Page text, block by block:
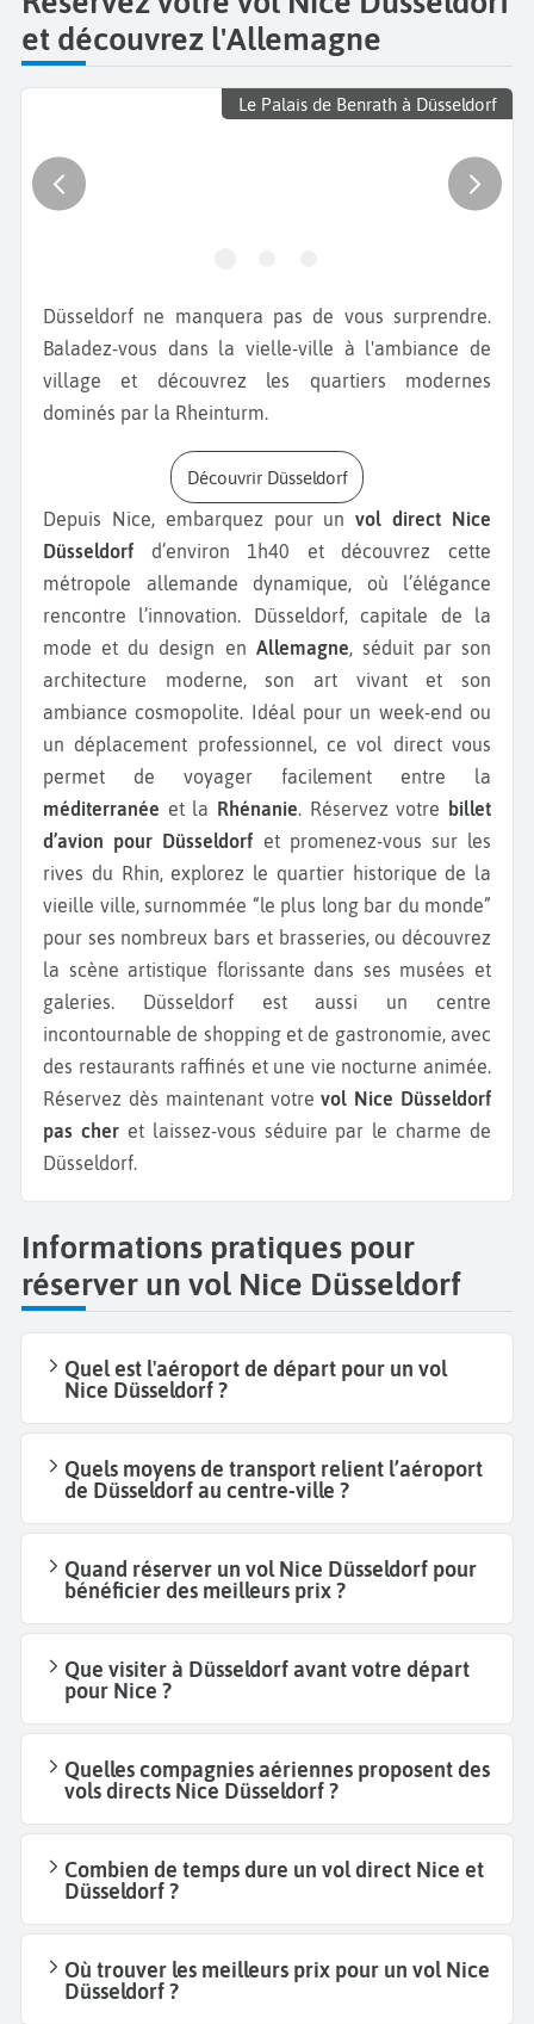
et découvrez l'Allemagne
Le Palais de Benrath à Düsseldorf
Düsseldorf ne manquera pas de vous surprendre.
Baladez-vous dans la vielle-ville à l'ambiance de
village et découvrez les quartiers modernes
dominés par la Rheinturm.
Découvrir Düsseldorf
Depuis Nice, embarquez pour unvol direct Nice
Düsseldorf d’environ 1h40 et découvrez cette
métropole allemande dynamique, où l’élégance
rencontre l’innovation. Düsseldorf, capitale de la
mode et du design en Allemagne, séduit par son
architecture moderne, son art vivant et son
ambiance cosmopolite. Idéal pour un week-end ou
un déplacement professionnel, ce vol direct vous
permet de voyager facilement entre la
méditerranée et la Rhénanie. Réservez votre
billet
d’avion pour Düsseldorf et promenez-vous sur les
rives du Rhin, explorez le quartier historique de la
vieille ville, surnommée “le plus long bar du monde”
pour ses nombreux bars et brasseries, ou découvrez
la scène artistique florissante dans ses musées et
galeries. Düsseldorf est aussi un centre
incontournable de shopping et de gastronomie, avec
des restaurants raffinés et une vie nocturne animée.
Réservez dès maintenant votre vol Nice Düsseldorf
pas cher et laissez-vous séduire par le charme de
Düsseldorf.
Informations pratiques pour
réserver un vol Nice Düsseldorf
Quel est l'aéroport de départ pour un vol
Nice Düsseldorf ?
Quels moyens de transport relient l’aéroport
de Düsseldorf au centre-ville ?
Quand réserver un vol Nice Düsseldorf pour
bénéficier des meilleurs prix ?
Que visiter à Düsseldorf avant votre départ
pour Nice ?
Quelles compagnies aériennes proposent des
vols directs Nice Düsseldorf ?
Combien de temps dure un vol direct Nice et
Düsseldorf ?
Où trouver les meilleurs prix pour un vol Nice
Düsseldorf ?